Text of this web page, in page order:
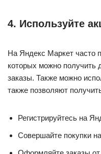
4. Используйте
На Яндекс Маркет часто
которых можно получить
заказы. Также можно
также позволяют
Регистрируйтесь на
Совершайте покупки